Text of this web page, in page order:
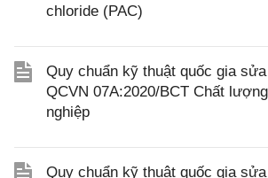
chloride (PAC)
Quy chuẩn kỹ thuật quốc gia
QCVN 07A:2020/BCT Chất
nghiệp
Quy chuẩn kỹ thuật quốc gia